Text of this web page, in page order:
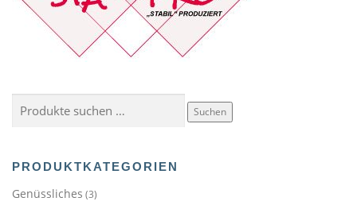
nach:
Suchen
PRODUKTKATEGORIEN
Genüssliches (3)